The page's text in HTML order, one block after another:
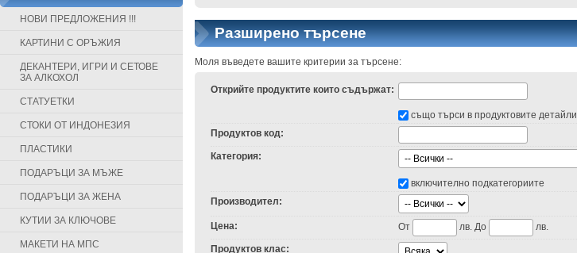
НОВИ ПРЕДЛОЖЕНИЯ !!!
КАРТИНИ С ОРЪЖИЯ
ДЕКАНТЕРИ, ИГРИ И СЕТОВЕ
ЗА АЛКОХОЛ
СТАТУЕТКИ
СТОКИ ОТ ИНДОНЕЗИЯ
ПЛАСТИКИ
ПОДАРЪЦИ ЗА МЪЖЕ
ПОДАРЪЦИ ЗА ЖЕНА
КУТИИ ЗА КЛЮЧОВЕ
МАКЕТИ НА МПС
Разширено търсене
Моля въведете вашите критерии за търсене:
Открийте продуктите които съдържат:
също търси в продуктовите детайли
Продуктов код:
Категория:
включително подкатегориите
Производител:
Цена: От лв. До
лв.
Продуктов клас: